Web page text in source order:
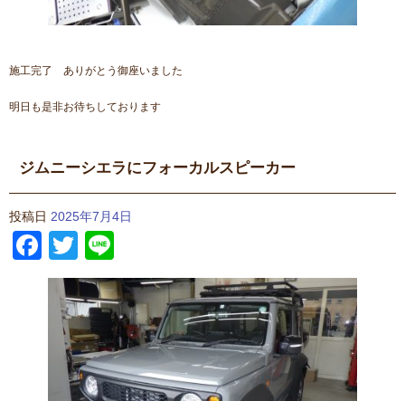
施工完了 ありがとう御座いました
明日も是非お待ちしております
ジムニーシエラにフォーカルスピーカー
投稿日 2025年7月4日
Facebook
Twitter